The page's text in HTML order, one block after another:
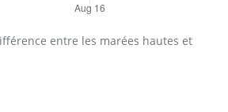
entre les marées hautes et